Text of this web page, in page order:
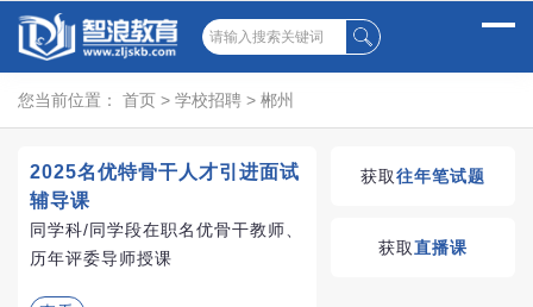
您当前位置： 首页 > 学校招聘 > 郴州
2025名优特骨干人才引进面试
辅导课
同学科/同学段在职名优骨干教师、
历年评委导师授课
湖南教师招聘考试优
获取往年笔试题
获取直播课